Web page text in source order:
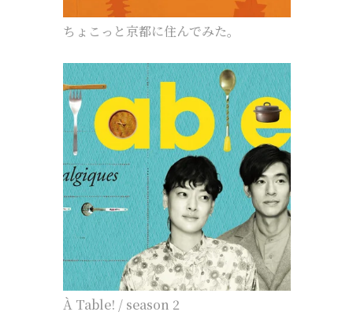
ちょこっと京都に住んでみた。
À Table! / season 2